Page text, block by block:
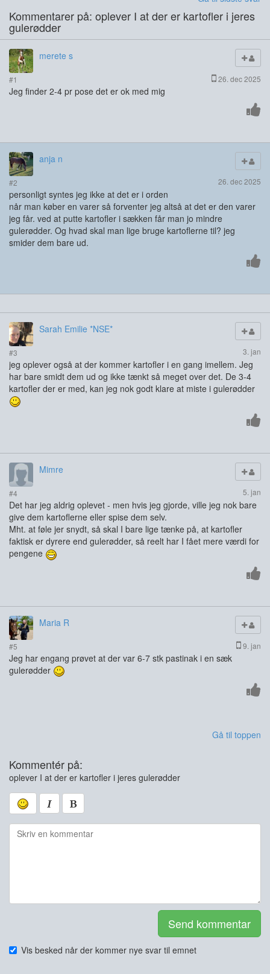
Kommentarer på: oplever I at der er kartofler i jeres
gulerødder
merete s
#1 26. dec 2025
Jeg finder 2-4 pr pose det er ok med mig
anja n
#2 26. dec 2025
personligt syntes jeg ikke at det er i orden
når man køber en varer så forventer jeg altså at det er den varer
jeg får. ved at putte kartofler i sækken får man jo mindre
gulerødder. Og hvad skal man lige bruge kartoflerne til? jeg
smider dem bare ud.
Sarah Emilie *NSE*
#3 3. jan
jeg oplever også at der kommer kartofler i en gang imellem. Jeg
har bare smidt dem ud og ikke tænkt så meget over det. De 3-4
kartofler der er med, kan jeg nok godt klare at miste i gulerødder
Mimre
#4 5. jan
Det har jeg aldrig oplevet - men hvis jeg gjorde, ville jeg nok bare
give dem kartoflerne eller spise dem selv.
Mht. at føle jer snydt, så skal I bare lige tænke på, at kartofler
faktisk er dyrere end gulerødder, så reelt har I fået mere værdi for
pengene
Maria R
#5 9. jan
Jeg har engang prøvet at der var 6-7 stk pastinak i en sæk
gulerødder
Gå til toppen
Kommentér på:
oplever I at der er kartofler i jeres gulerødder
Send kommentar
Vis besked når der kommer nye svar til emnet